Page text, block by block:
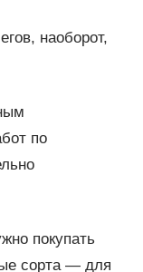
наоборот,
по
покупать
сорта — для